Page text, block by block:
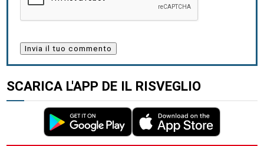
SCARICA L'APP DE IL RISVEGLIO